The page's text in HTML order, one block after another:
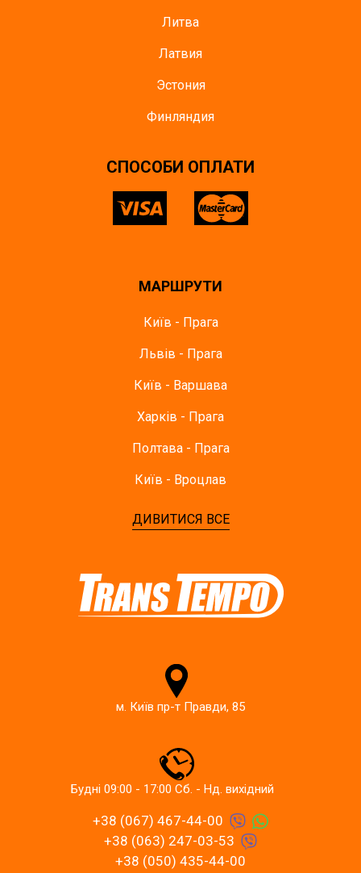
Литва
Латвия
Эстония
Финляндия
СПОСОБИ ОПЛАТИ
МАРШРУТИ
Київ - Прага
Львів - Прага
Київ - Варшава
Харків - Прага
Полтава - Прага
Київ - Вроцлав
ДИВИТИСЯ ВСЕ
м. Київ пр-т Правди, 85
Будні 09:00 - 17:00 Сб. - Нд. вихідний
+38 (067) 467-44-00
+38 (063) 247-03-53
+38 (050) 435-44-00